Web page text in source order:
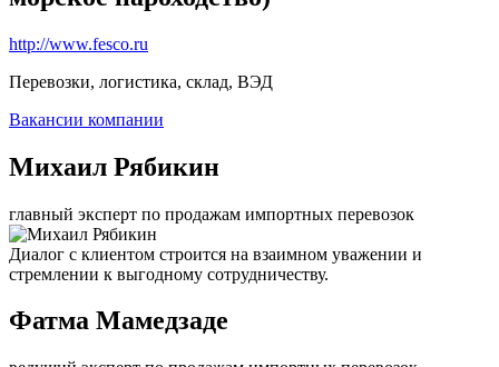
http://www.fesco.ru
Перевозки, логистика, склад, ВЭД
Вакансии компании
Михаил Рябикин
главный эксперт по продажам импортных перевозок
Диалог с клиентом строится на взаимном уважении и
стремлении к выгодному сотрудничеству.
Фатма Мамедзаде